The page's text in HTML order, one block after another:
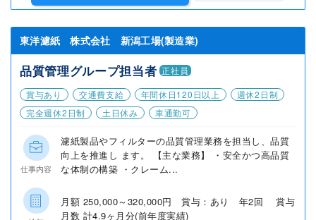
東洋濾紙 株式会社 新潟工場(製造業)
品質管理グループ担当者 正社員
賞与あり
交通費支給 年間休日120日以上
週休2日制
完全週休2日制
土日休み 車通勤可
仕事内容
濾紙製品やフィルターの品質管理業務を担当し、品質
向上を推進し ます。 【主な業務】 ・安全かつ高品質
な体制の構築 ・クレーム...
月額 250,000～320,000円 賞与：あり 年2回 賞与
月数 計4.9ヶ月分(前年度実績)